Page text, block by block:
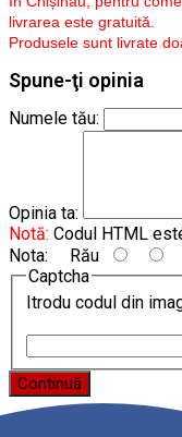
livrarea este gratuită.
Produsele sunt livrate
Spune-ţi opinia
Numele tău:
Opinia ta:
Notă: Codul HTML
Nota: Rău
Captcha
Itrodu codul din
Continuă